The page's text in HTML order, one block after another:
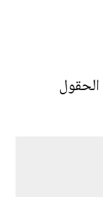
الحقول